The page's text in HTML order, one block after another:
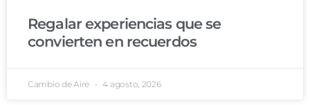
Regalar experiencias que se
convierten en recuerdos
Cambio de Aire 4 agosto, 2026